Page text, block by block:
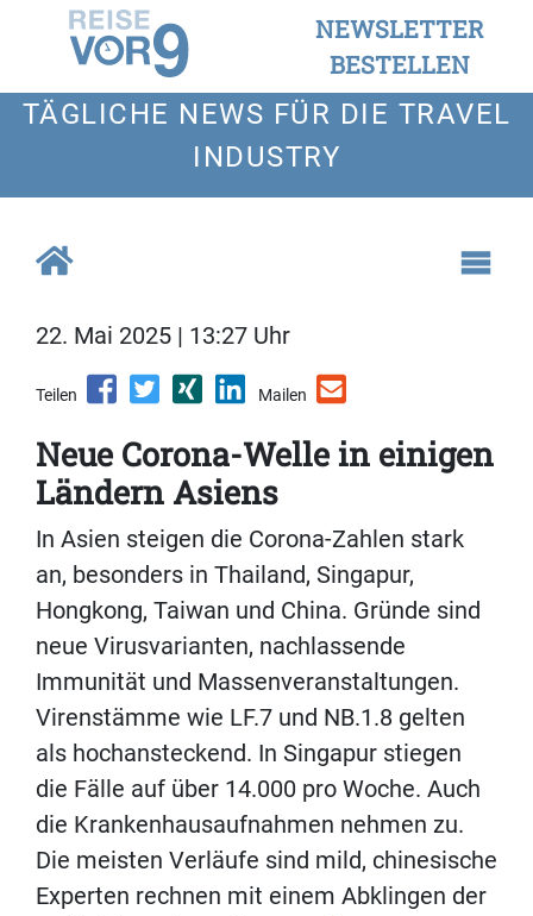
NEWSLETTER
BESTELLEN
TÄGLICHE NEWS FÜR DIE TRAVEL
INDUSTRY
22. Mai 2025 | 13:27 Uhr
Teilen Mailen
Neue Corona-Welle in einigen
Ländern Asiens
In Asien steigen die Corona-Zahlen stark
an, besonders in Thailand, Singapur,
Hongkong, Taiwan und China. Gründe sind
neue Virusvarianten, nachlassende
Immunität und Massenveranstaltungen.
Virenstämme wie LF.7 und NB.1.8 gelten
als hochansteckend. In Singapur stiegen
die Fälle auf über 14.000 pro Woche. Auch
die Krankenhausaufnahmen nehmen zu.
Die meisten Verläufe sind mild, chinesische
Experten rechnen mit einem Abklingen der